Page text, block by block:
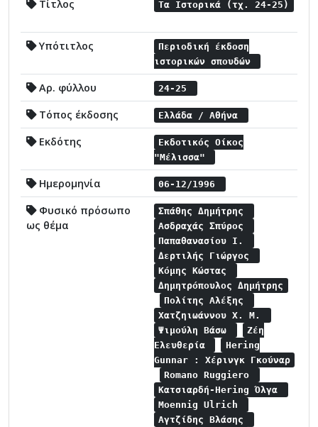
Τίτλος Τα Ιστορικά (τχ. 24-25)
Υπότιτλος
Περιοδική έκδοση
ιστορικών σπουδών
Αρ. φύλλου 24-25
Τόπος έκδοσης Ελλάδα / Αθήνα
Εκδότης
Εκδοτικός Οίκος
"Μέλισσα"
Ημερομηνία 06-12/1996
Φυσικό πρόσωπο
ως θέμα
Σπάθης Δημήτρης
Ασδραχάς Σπύρος
Παπαθανασίου Ι.
Δερτιλής Γιώργος
Κόμης Κώστας
Δημητρόπουλος Δημήτρης
Πολίτης Αλέξης
Χατζηιωάννου Χ. Μ.
Ψιμούλη Βάσω
Ζέη
Ελευθερία
Hering
Gunnar : Χέρινγκ Γκούναρ
Romano Ruggiero
Κατσιαρδή-Hering Όλγα
Moennig Ulrich
Αγτζίδης Βλάσης